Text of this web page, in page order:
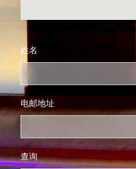
姓名
电邮地址
查询